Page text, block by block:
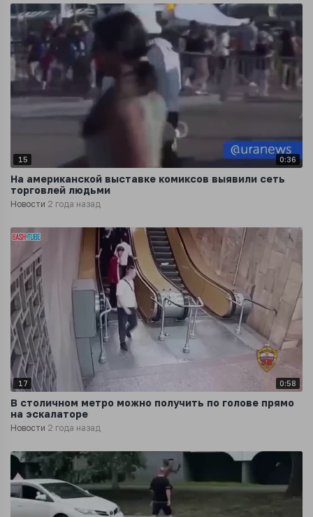
15 0:36
На американской выставке комиксов выявили сеть
торговлей людьми
Новости 2 года назад
17 0:58
В столичном метро можно получить по голове прямо
на эскалаторе
Новости 2 года назад